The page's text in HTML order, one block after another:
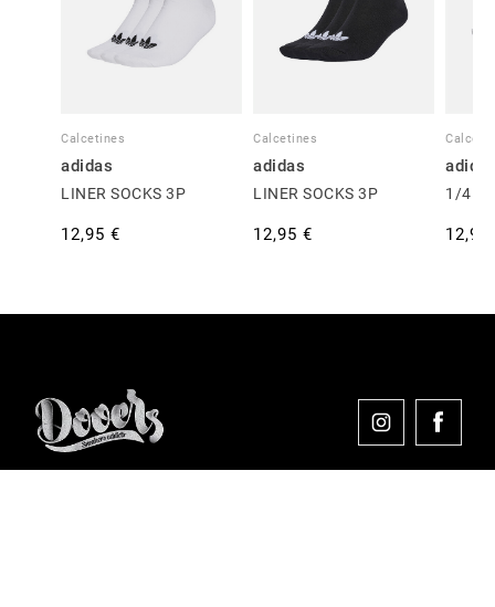
Calcetines
adidas
LINER SOCKS 3P
12,95 €
Calcetines
adidas
LINER SOCKS 3P
12,95 €
1/4
12,95